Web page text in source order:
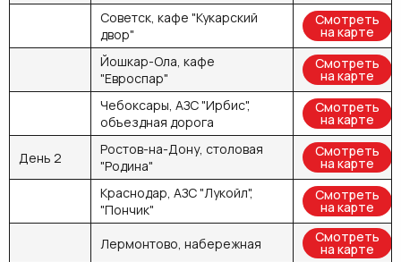
Советск, кафе "Кукарский
двор"
Смотреть
на карте
Йошкар-Ола, кафе
"Евроспар"
Смотреть
на карте
Чебоксары, АЗС "Ирбис",
объездная дорога
Смотреть
на карте
День 2
Ростов-на-Дону, столовая
"Родина"
Смотреть
на карте
Краснодар, АЗС "Лукойл",
"Пончик"
Смотреть
на карте
Лермонтово, набережная Смотреть
на карте